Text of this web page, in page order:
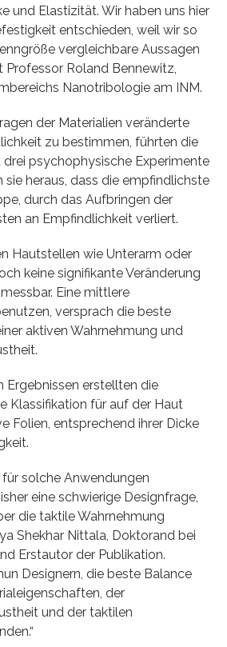
und Elastizität. Wir haben uns hier
entschieden, weil wir so
vergleichbare Aussagen
Professor Roland Bennewitz,
Nanotribologie am INM.
der Materialien veränderte
zu bestimmen, führten die
drei psychophysische Experimente
sie heraus, dass die empfindlichste
durch das Aufbringen der
an Empfindlichkeit verliert.
Hautstellen wie Unterarm oder
keine signifikante Veränderung
Eine mittlere
versprach die beste
aktiven Wahrnehmung und
Ergebnissen erstellten die
Klassifikation für auf der Haut
Folien, entsprechend ihrer Dicke
solche Anwendungen
eine schwierige Designfrage,
die taktile Wahrnehmung
Shekhar Nittala, Doktorand bei
Erstautor der Publikation.
Designern, die beste Balance
der
und der taktilen